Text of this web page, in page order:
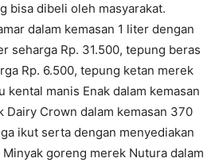
bisa dibeli oleh masyarakat.
dalam kemasan 1 liter dengan
seharga Rp. 31.500, tepung beras
Rp. 6.500, tepung ketan merek
kental manis Enak dalam kemasan
Dairy Crown dalam kemasan 370
ikut serta dengan menyediakan
goreng merek Nutura dalam